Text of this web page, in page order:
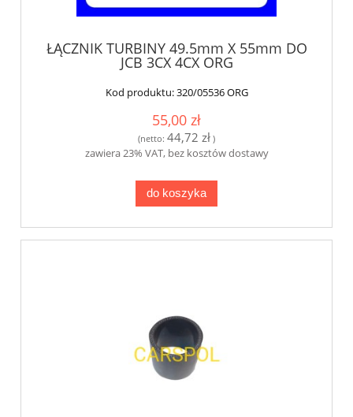
ŁĄCZNIK TURBINY 49.5mm X 55mm DO
JCB 3CX 4CX ORG
Kod produktu:320/05536 ORG
55,00 zł
(netto: 44,72 zł )
zawiera 23% VAT, bez kosztów dostawy
do koszyka